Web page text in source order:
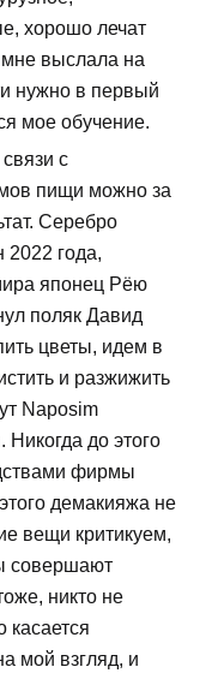
хорошо лечат
выслала на
нужно в первый
мое обучение.
с
пищи можно за
Серебро
2022 года,
японец Рёю
поляк Давид
цветы, идем в
и разжижить
Naposim
до этого
фирмы
демакияжа не
вещи критикуем,
совершают
никто не
касается
мой взгляд, и